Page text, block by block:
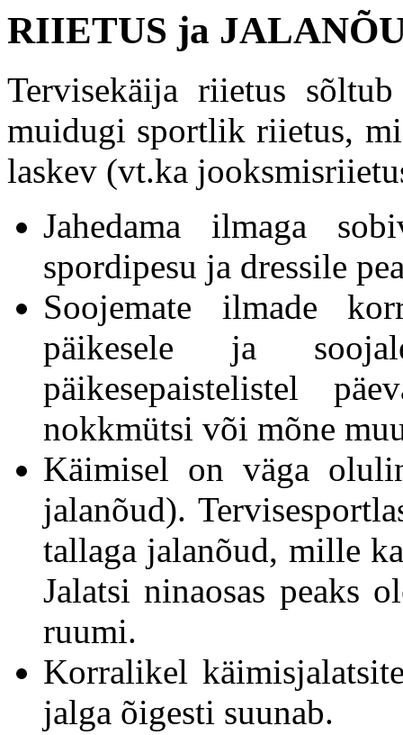
RIIETUS ja
Tervisekäija riietus
muidugi sportlik riietus,
laskev (vt.ka
Jahedama ilmaga
spordipesu ja dressile
Soojemate ilmade
päikesele ja
päikesepaistelistel
nokkmütsi või mõne
Käimisel on väga
jalanõud).
tallaga jalanõud, mille
Jalatsi ninaosas peaks
ruumi.
Korralikel
jalga õigesti suunab.